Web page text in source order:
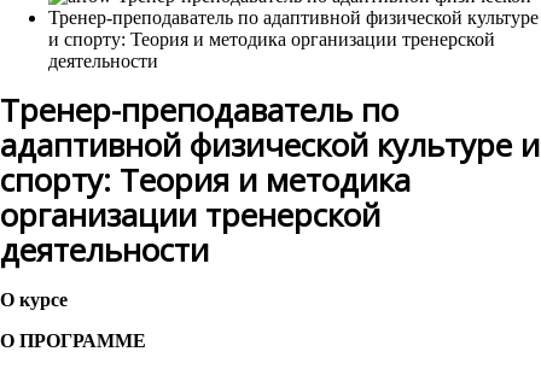
Тренер-преподаватель по адаптивной физической культуре
и спорту: Теория и методика организации тренерской
деятельности
Тренер-преподаватель по
адаптивной физической культуре и
спорту: Теория и методика
организации тренерской
деятельности
О курсе
О ПРОГРАММЕ